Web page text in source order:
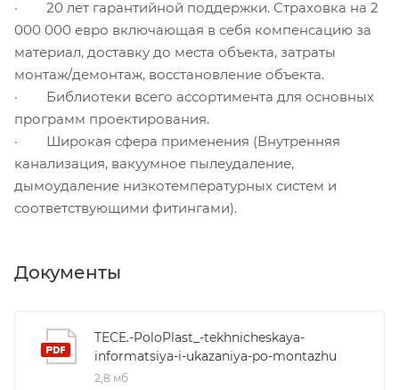
· 20 лет гарантийной поддержки. Страховка на 2
000 000 евро включающая в себя компенсацию за
материал, доставку до места объекта, затраты
монтаж/демонтаж, восстановление объекта.
· Библиотеки всего ассортимента для основных
программ проектирования.
· Широкая сфера применения (Внутренняя
канализация, вакуумное пылеудаление,
дымоудаление низкотемпературных систем и
соответствующими фитингами).
Документы
TECE.-PoloPlast_-tekhnicheskaya-
informatsiya-i-ukazaniya-po-montazhu
2,8 мб